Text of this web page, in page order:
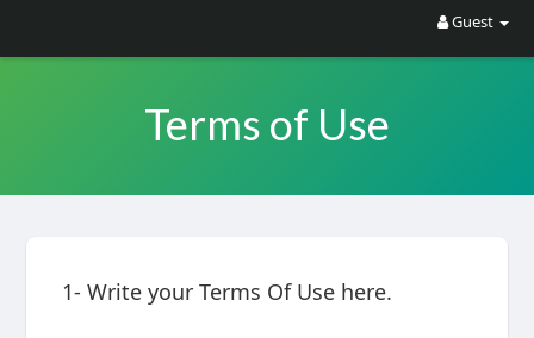
Guest
Terms of Use
1- Write your Terms Of Use here.